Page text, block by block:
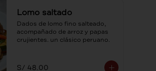
Lomo saltado
Dados de lomo fino salteado,
acompañado de arroz y papas
crujientes. un clásico peruano.
S/ 48.00